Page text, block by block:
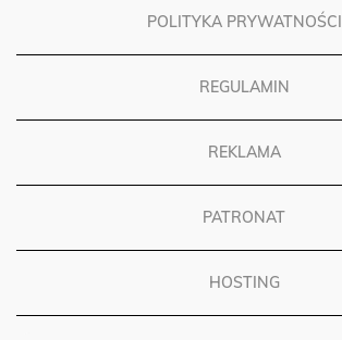
POLITYKA PRYWATNOŚCI
REGULAMIN
REKLAMA
PATRONAT
HOSTING